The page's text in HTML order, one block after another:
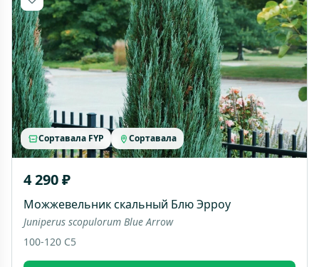
Сортавала FYP Сортавала
4 290 ₽
Можжевельник скальный Блю Эрроу
Juniperus scopulorum Blue Arrow
100-120 C5